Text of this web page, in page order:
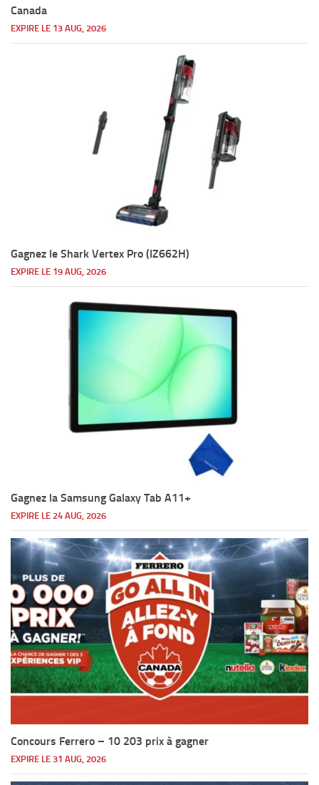
Canada
EXPIRE LE 13 AUG, 2026
Gagnez le Shark Vertex Pro (IZ662H)
EXPIRE LE 19 AUG, 2026
Gagnez la Samsung Galaxy Tab A11+
EXPIRE LE 24 AUG, 2026
Concours Ferrero – 10 203 prix à gagner
EXPIRE LE 31 AUG, 2026